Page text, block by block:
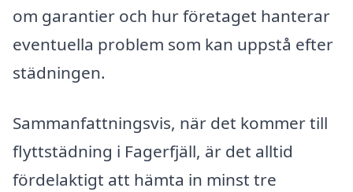
om garantier och hur företaget hanterar
eventuella problem som kan uppstå efter
städningen.
Sammanfattningsvis, när det kommer till
flyttstädning i Fagerfjäll, är det alltid
fördelaktigt att hämta in minst tre